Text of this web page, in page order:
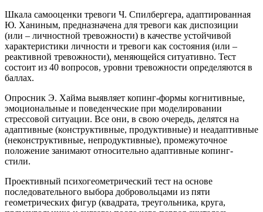
Шкала самооценки тревоги Ч. Спилбергера, адаптированная
Ю. Ханиным, предназначена для тревоги как диспозиции
(или – личностной тревожности) в качестве устойчивой
характеристики личности и тревоги как состояния (или –
реактивной тревожности), меняющейся ситуативно. Тест
состоит из 40 вопросов, уровни тревожности определяются в
баллах.
Опросник Э. Хайма выявляет копинг-формы когнитивные,
эмоциональные и поведенческие при моделировании
стрессовой ситуации. Все они, в свою очередь, делятся на
адаптивные (конструктивные, продуктивные) и неадаптивные
(неконструктивные, непродуктивные), промежуточное
положение занимают относительно адаптивные копинг-
стили.
Проективный психогеометрический тест на основе
последовательного выбора добровольцами из пяти
геометрических фигур (квадрата, треугольника, круга,